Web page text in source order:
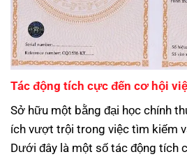
Tác động tích cực đến cơ hội
Sở hữu một bằng đại học chính
ích vượt trội trong việc tìm kiếm
Dưới đây là một số tác động tích